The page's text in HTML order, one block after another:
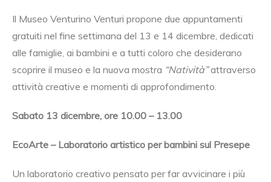
Il Museo Venturino Venturi propone due appuntamenti
gratuiti nel fine settimana del 13 e 14 dicembre, dedicati
alle famiglie, ai bambini e a tutti coloro che desiderano
scoprire il museo e la nuova mostra “Natività”attraverso
attività creative e momenti di approfondimento.
Sabato 13 dicembre, ore 10.00 – 13.00
EcoArte – Laboratorio artistico per bambini sul Presepe
Un laboratorio creativo pensato per far avvicinare i più